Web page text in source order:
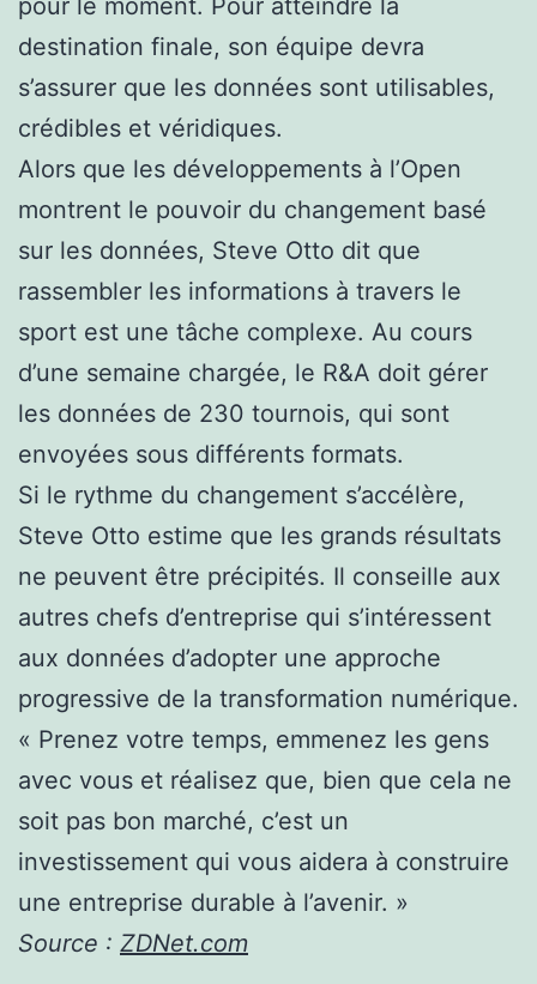
pour le moment. Pour atteindre la
destination finale, son équipe devra
s’assurer que les données sont utilisables,
crédibles et véridiques.
Alors que les développements à l’Open
montrent le pouvoir du changement basé
sur les données, Steve Otto dit que
rassembler les informations à travers le
sport est une tâche complexe. Au cours
d’une semaine chargée, le R&A doit gérer
les données de 230 tournois, qui sont
envoyées sous différents formats.
Si le rythme du changement s’accélère,
Steve Otto estime que les grands résultats
ne peuvent être précipités. Il conseille aux
autres chefs d’entreprise qui s’intéressent
aux données d’adopter une approche
progressive de la transformation numérique.
« Prenez votre temps, emmenez les gens
avec vous et réalisez que, bien que cela ne
soit pas bon marché, c’est un
investissement qui vous aidera à construire
une entreprise durable à l’avenir. »
Source : ZDNet.com